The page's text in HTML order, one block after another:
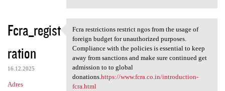
Fcra_regist
ration
16.12.2025
Adres
Fcra restrictions restrict
Fcra restrictions restrict ngos from the usage of
foreign budget for unauthorized purposes.
Compliance with the policies is essential to keep
away from sanctions and make sure continued get
admission to to global
donations.https://www.fcra.co.in/introduction-
fcra.html